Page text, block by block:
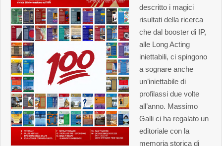
descritto i magici
risultati della ricerca
che dal booster di IP,
alle Long Acting
iniettabili, ci spingono
a sognare anche
un’iniettabile di
profilassi due volte
all’anno. Massimo
Galli ci ha regalato un
editoriale con la
memoria storica di